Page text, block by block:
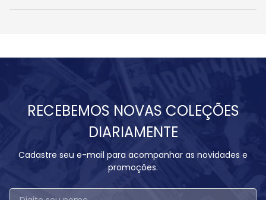
RECEBEMOS NOVAS COLEÇÕES
DIARIAMENTE
Cadastre seu e-mail para acompanhar as novidades e
promoções.